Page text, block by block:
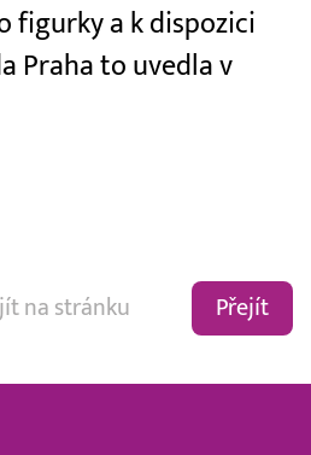
figurky a k dispozici
Praha to uvedla v
Přejít